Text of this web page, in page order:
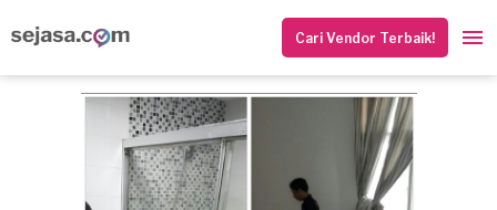
Cari Vendor Terbaik!